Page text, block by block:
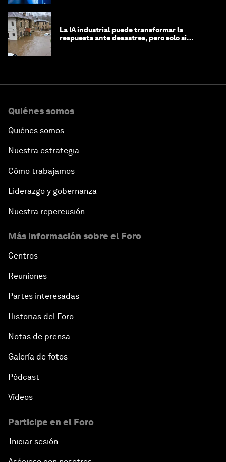
La IA industrial puede transformar la
respuesta ante desastres, pero solo si
Quiénes somos
Quiénes somos
Nuestra estrategia
Cómo trabajamos
Liderazgo y gobernanza
Nuestra repercusión
Más información sobre el Foro
Centros
Reuniones
Partes interesadas
Historias del Foro
Notas de prensa
Galería de fotos
Pódcast
Vídeos
Participe en el Foro
Iniciar sesión